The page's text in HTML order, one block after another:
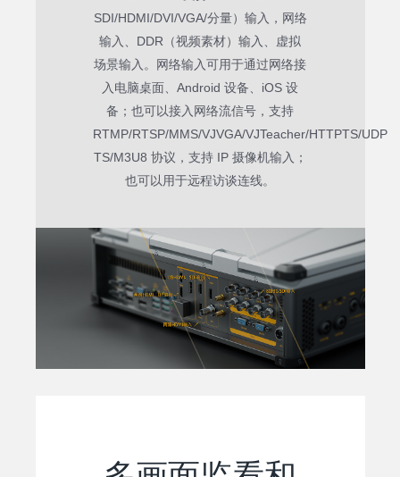
SDI/HDMI/DVI/VGA/分量）输入，网络
输入、DDR（视频素材）输入、虚拟
场景输入。网络输入可用于通过网络接
入电脑桌面、Android 设备、iOS 设
备；也可以接入网络流信号，支持
RTMP/RTSP/MMS/VJVGA/VJTeacher/HTTPTS/UDP
TS/M3U8 协议，支持 IP 摄像机输入；
也可以用于远程访谈连线。